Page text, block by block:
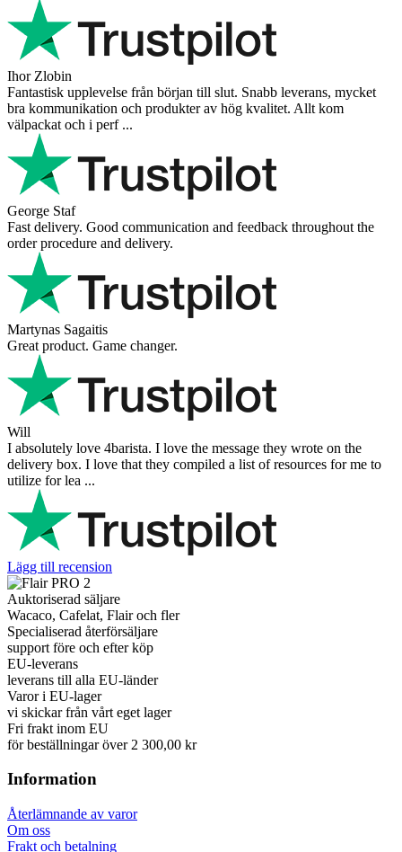
Ihor Zlobin
Fantastisk upplevelse från början till slut. Snabb leverans, mycket
bra kommunikation och produkter av hög kvalitet. Allt kom
välpackat och i perf ...
George Staf
Fast delivery. Good communication and feedback throughout the
order procedure and delivery.
Martynas Sagaitis
Great product. Game changer.
Will
I absolutely love 4barista. I love the message they wrote on the
delivery box. I love that they compiled a list of resources for me to
utilize for lea ...
Lägg till recension
Auktoriserad säljare
Wacaco, Cafelat, Flair och fler
Specialiserad återförsäljare
support före och efter köp
EU-leverans
leverans till alla EU-länder
Varor i EU-lager
vi skickar från vårt eget lager
Fri frakt inom EU
för beställningar över 2 300,00 kr
Information
Återlämnande av varor
Om oss
Frakt och betalning